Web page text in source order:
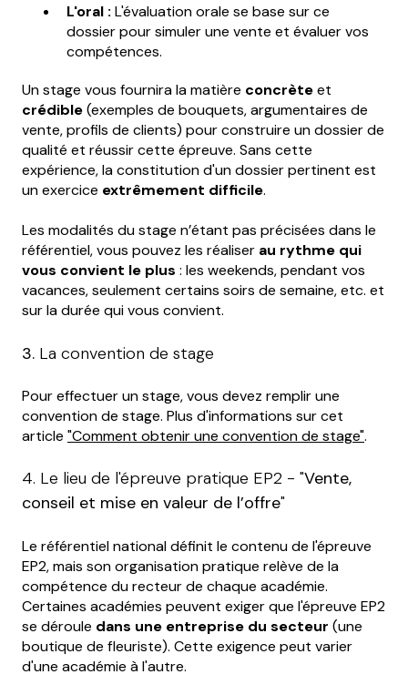
L'oral : L'évaluation orale se base sur ce
dossier pour simuler une vente et évaluer vos
compétences.
Un stage vous fournira la matière concrèteet
crédible(exemples de bouquets, argumentaires de
vente, profils de clients) pour construire un dossier de
qualité et réussir cette épreuve. Sans cette
expérience, la constitution d'un dossier pertinent est
un exercice extrêmement difficile.
Les modalités du stage n’étant pas précisées dans le
référentiel, vous pouvez les réaliser au rythme qui
vous convient le plus : les weekends, pendant vos
vacances, seulement certains soirs de semaine, etc. et
sur la durée qui vous convient.
3. La convention de stage
Pour effectuer un stage, vous devez remplir une
convention de stage. Plus d'informations sur cet
article "Comment obtenir une convention de stage".
4. Le lieu de l'épreuve pratique EP2 - "Vente,
conseil et mise en valeur de l’offre"
Le référentiel national définit le contenu de l'épreuve
EP2, mais son organisation pratique relève de la
compétence du recteur de chaque académie.
Certaines académies peuvent exiger que l'épreuve EP2
se déroule dans une entreprise du secteur (une
boutique de fleuriste). Cette exigence peut varier
d'une académie à l'autre.